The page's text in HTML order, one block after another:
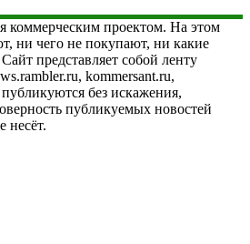
коммерческим проектом. На этом
ни чего не покупают, ни какие
представляет собой ленту
kommersant.ru,
без искажения,
публикуемых новостей
несёт.